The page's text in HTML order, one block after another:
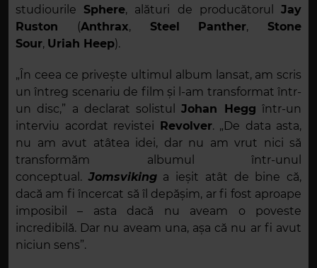
studiourile Sphere, alături de producătorulJay
Ruston (Anthrax, Steel Panther, Stone
Sour, Uriah Heep).
„În ceea ce privește ultimul album lansat, am scris
un întreg scenariu de film și l-am transformat într-
un disc,” a declarat solistulJohan Hegg într-un
interviu acordat revistei Revolver. „De data asta,
nu am avut atâtea idei, dar nu am vrut nici să
transformăm albumul într-unul
conceptual.Jomsvikinga ieșit atât de bine că,
dacă am fi încercat să îl depășim, ar fi fost aproape
imposibil – asta dacă nu aveam o poveste
incredibilă. Dar nu aveam una, așa că nu ar fi avut
niciun sens”.